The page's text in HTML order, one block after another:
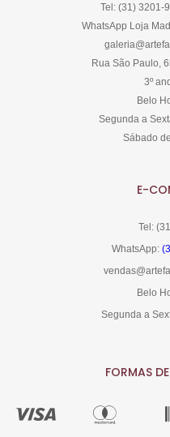
Tel: (31) 3201-
WhatsApp Loja
Rua São Paulo,
3º
Belo
Segunda a
Sábado
E-
Tel:
WhatsApp:
Belo
Segunda a
FORMAS